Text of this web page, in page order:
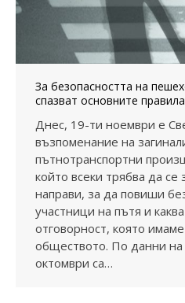
За безопасността на
спазват основните правила
Днес, 19-ти ноември е
възпоменание на
пътнотранспортни
който всеки трябва да
направи, за да повиши
участници на пътя и
отговорност, която
обществото. По данни
октомври са…